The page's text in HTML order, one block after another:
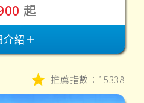
起
介紹＋
推薦指數：15338